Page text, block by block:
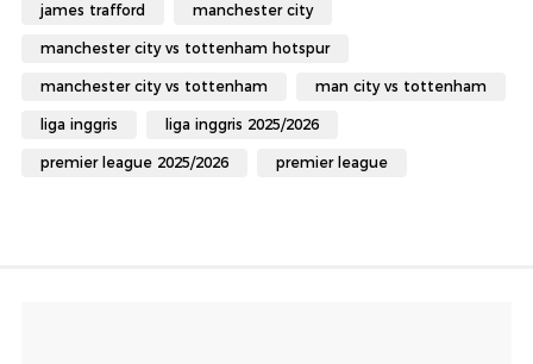
james trafford manchester city
manchester city vs tottenham hotspur
manchester city vs tottenham man city vs tottenham
liga inggris liga inggris 2025/2026
premier league 2025/2026 premier league